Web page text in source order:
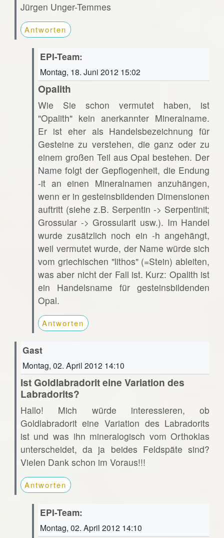
Jürgen Unger-Temmes
Antworten
EPI-Team:
Montag, 18. Juni 2012 15:02
Opalith
Wie Sie schon vermutet haben, ist
"Opalith" kein anerkannter Mineralname.
Er ist eher als Handelsbezeichnung für
Gesteine zu verstehen, die ganz oder zu
einem großen Teil aus Opal bestehen. Der
Name folgt der Gepflogenheit, die Endung
-it an einen Mineralnamen anzuhängen,
wenn er in gesteinsbildenden Dimensionen
auftritt (siehe z.B. Serpentin -> Serpentinit;
Grossular -> Grossularit usw.). Im Handel
wurde zusätzlich noch ein -h angehängt,
weil vermutet wurde, der Name würde sich
vom griechischen "lithos" (=Stein) ableiten,
was aber nicht der Fall ist. Kurz: Opalith ist
ein Handelsname für gesteinsbildenden
Opal.
Antworten
Gast
Montag, 02. April 2012 14:10
Ist Goldlabradorit eine Variation des
Labradorits?
Hallo! Mich würde interessieren, ob
Goldlabradorit eine Variation des Labradorits
ist und was ihn mineralogisch vom Orthoklas
unterscheidet, da ja beides Feldspäte sind?
Vielen Dank schon im Voraus!!!
Antworten
EPI-Team:
Montag, 02. April 2012 14:10